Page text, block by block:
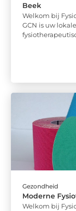
Beek
Welkom bij
GCN is uw
Gezondheid
Moderne
Welkom bij